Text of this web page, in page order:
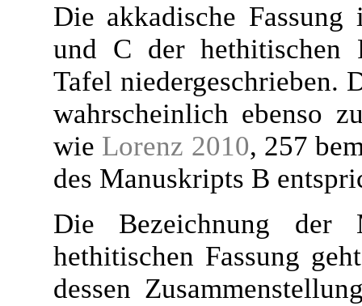
Die akkadische
und C der hethitischen
Tafel niedergeschrieben.
wahrscheinlich ebenso
wie Lorenz 2010, 257
des Manuskripts B
Die Bezeichnung
hethitischen Fassung
dessen